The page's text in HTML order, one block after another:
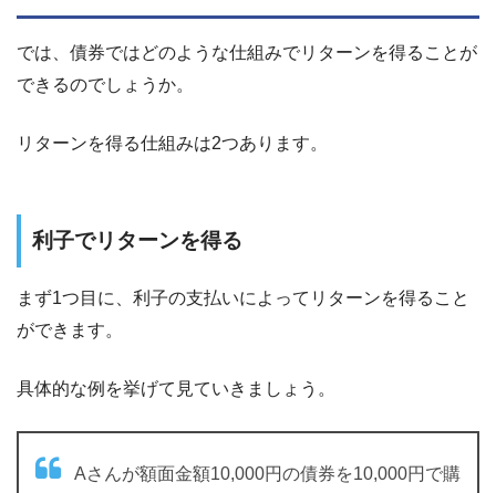
では、債券ではどのような仕組みでリターンを得ることが
できるのでしょうか。
リターンを得る仕組みは2つあります。
利子でリターンを得る
まず1つ目に、利子の支払いによってリターンを得ること
ができます。
具体的な例を挙げて見ていきましょう。
Aさんが額面金額10,000円の債券を10,000円で購